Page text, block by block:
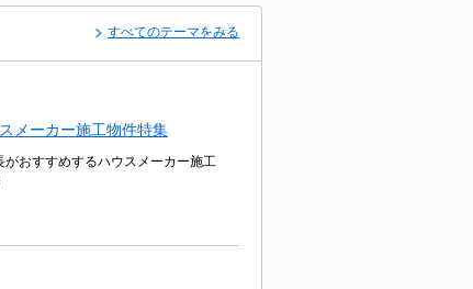
すべてのテーマをみる
メーカー施工物件特集
おすすめするハウスメーカー施工